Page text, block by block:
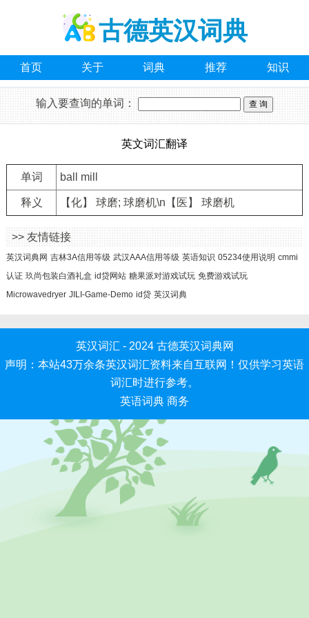
古德英汉词典
首页 关于 词典 推荐 知识
输入要查询的单词：
英文词汇翻译
单词 ball mill
释义 【化】 球磨; 球磨机\n【医】 球磨机
>> 友情链接
英汉词典网 吉林3A信用等级 武汉AAA信用等级 英语知识 05234使用说明 cmmi
认证 玖尚包装白酒礼盒 id贷网站 糖果派对游戏试玩 免费游戏试玩
Microwavedryer JILI-Game-Demo id贷 英汉词典
英汉词汇 - 2024 古德英汉词典网
声明：本站43万余条英汉词汇资料来自互联网！仅供学习英语
词汇时进行参考。
英语词典 商务